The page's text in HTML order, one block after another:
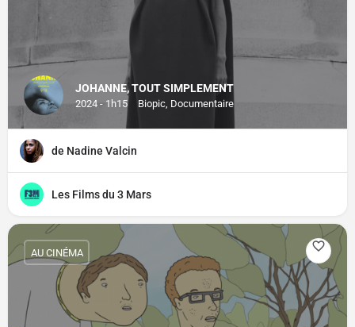
JOHANNE, TOUT SIMPLEMENT
2024 - 1h15 Biopic, Documentaire
de Nadine Valcin
Les Films du 3 Mars
AU CINÉMA